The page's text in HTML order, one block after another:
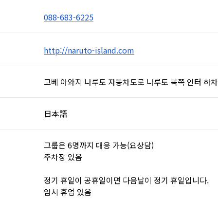
088-683-6225
http://naruto-island.com
고베 아와지 나루토 자동차도로 나루토 북쪽 인터 하
日本語
그룹은 6명까지 대응 가능(요상담)
주차장 있음
정기 휴일이 공휴일이면 다음날이 정기 휴일입니다.
임시 휴업 있음